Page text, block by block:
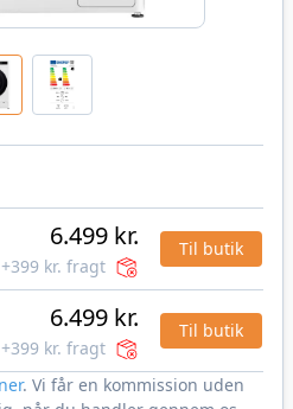
6.499 kr.
+399 kr. fragt
Til butik
6.499 kr.
+399 kr. fragt
Til butik
. Vi får en kommission uden